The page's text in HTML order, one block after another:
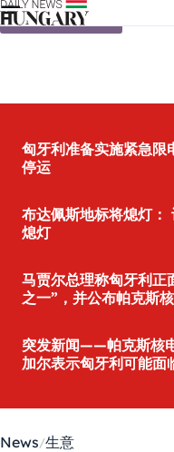
Skip to content
匈牙利准备实施紧急限
停运
布达佩斯地标将熄灯：
熄灯
马贾尔总理称匈牙利正
之一”，并公布帕克斯
突发新闻——帕克斯核
加尔表示匈牙利可能面
News 生意